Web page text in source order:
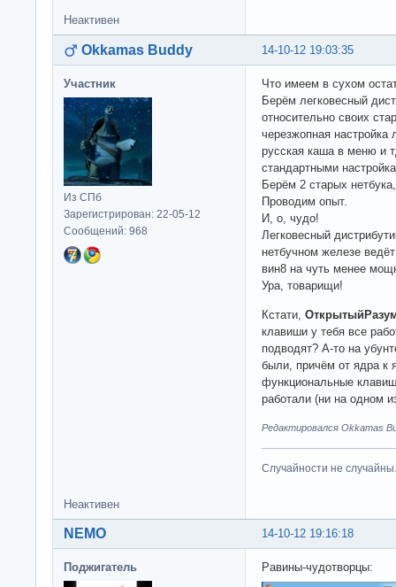
Неактивен
14-10-12 19:03:35
Okkamas Buddy
Участник
Из СПб
Зарегистрирован: 22-05-12
Сообщений: 968
Что имеем в сухом
Берём легковесный
относительно своих
черезжопная настройка
русская каша в меню и
стандартными
Берём 2 старых
Проводим опыт.
И, о, чудо!
Легковесный
нетбучном железе
вин8 на чуть менее
Ура, товарищи!
Кстати,
клавиши у тебя все
подводят? А-то на
были, причём от ядра к
функциональные
работали (ни на одном
Редактировался Okkamas
Случайности не случайны.
Неактивен
14-10-12 19:16:18
NEMO
Поджигатель Равины-чудотворцы: